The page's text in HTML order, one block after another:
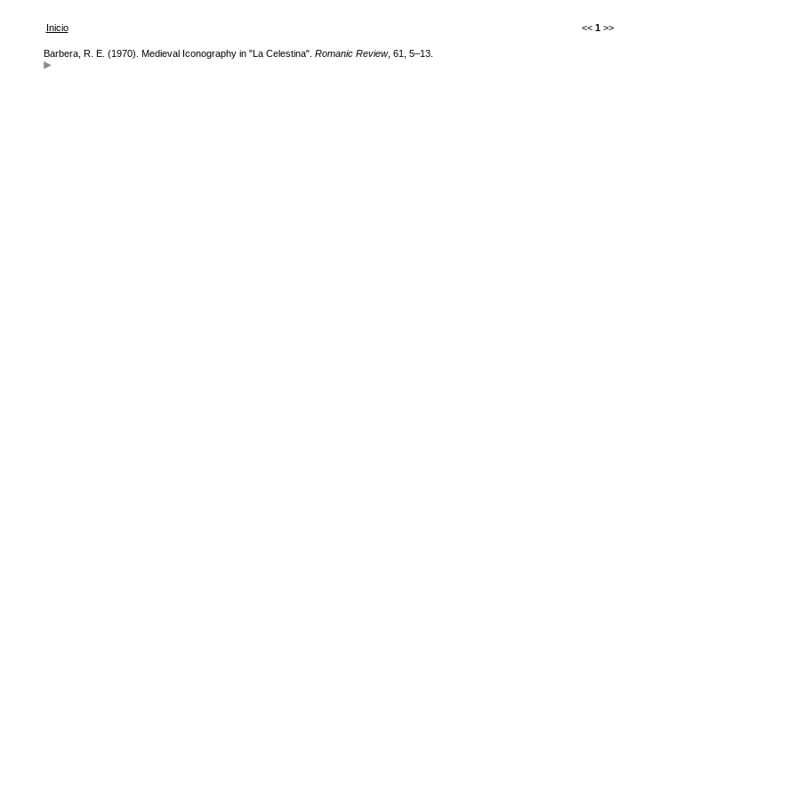
Inicio << 1 >>
Barbera, R. E. (1970). Medieval Iconography in "La Celestina". Romanic Review, 61, 5–13.